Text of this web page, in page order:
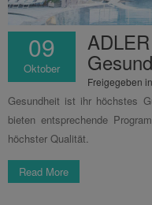
09
Oktober
Freigegeben in
Gesundheit ist ihr höchstes
bieten entsprechende
höchster Qualität.
Read More